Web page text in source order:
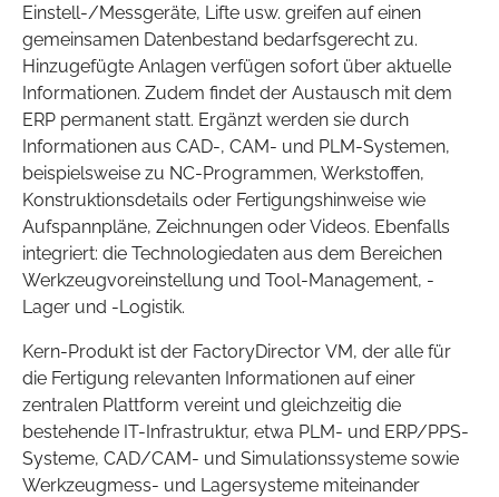
Einstell-/Messgeräte, Lifte usw. greifen auf einen
gemeinsamen Datenbestand bedarfsgerecht zu.
Hinzugefügte Anlagen verfügen sofort über aktuelle
Informationen. Zudem findet der Austausch mit dem
ERP permanent statt. Ergänzt werden sie durch
Informationen aus CAD-, CAM- und PLM-Systemen,
beispielsweise zu NC-Programmen, Werkstoffen,
Konstruktionsdetails oder Fertigungshinweise wie
Aufspannpläne, Zeichnungen oder Videos. Ebenfalls
integriert: die Technologiedaten aus dem Bereichen
Werkzeugvoreinstellung und Tool-Management, -
Lager und -Logistik.
Kern-Produkt ist der FactoryDirector VM, der alle für
die Fertigung relevanten Informationen auf einer
zentralen Plattform vereint und gleichzeitig die
bestehende IT-Infrastruktur, etwa PLM- und ERP/PPS-
Systeme, CAD/CAM- und Simulationssysteme sowie
Werkzeugmess- und Lagersysteme miteinander